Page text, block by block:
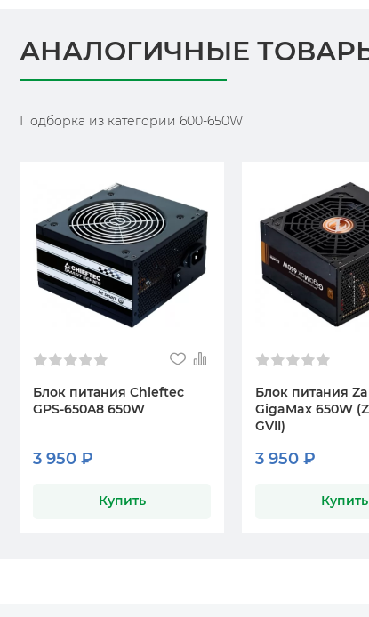
АНАЛОГИЧНЫЕ
Подборка из категории 600-650W
Блок питания Chieftec
GPS-650A8 650W
3 950 ₽
Купить
Блок питания
GigaMax 650W
GVII)
3 950 ₽
Купить